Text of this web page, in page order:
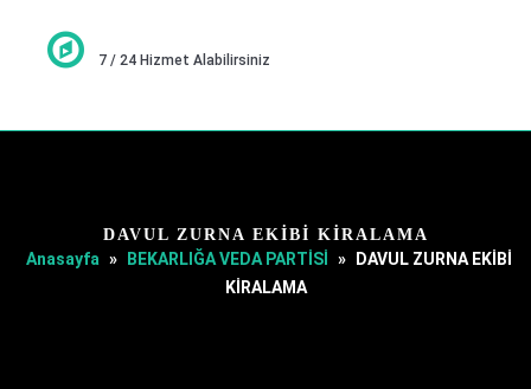
7 / 24 Hizmet Alabilirsiniz
DAVUL ZURNA EKİBİ KİRALAMA
Anasayfa » BEKARLIĞA VEDA PARTİSİ »
DAVUL ZURNA EKİBİ
KİRALAMA